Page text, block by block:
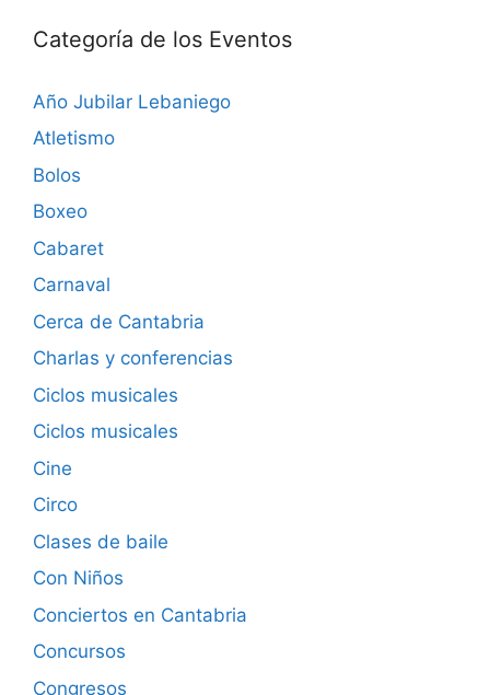
Categoría de los Eventos
Año Jubilar Lebaniego
Atletismo
Bolos
Boxeo
Cabaret
Carnaval
Cerca de Cantabria
Charlas y conferencias
Ciclos musicales
Ciclos musicales
Cine
Circo
Clases de baile
Con Niños
Conciertos en Cantabria
Concursos
Congresos